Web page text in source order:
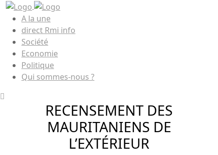
A la une
direct Rmi info
Société
Economie
Politique
Qui sommes-nous ?
RECENSEMENT DES
MAURITANIENS DE
L’EXTÉRIEUR